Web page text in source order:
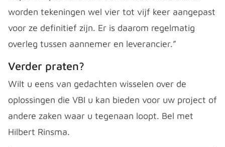
worden tekeningen wel vier tot vijf keer aangepast
voor ze definitief zijn. Er is daarom regelmatig
overleg tussen aannemer en leverancier.”
Verder praten?
Wilt u eens van gedachten wisselen over de
oplossingen die VBI u kan bieden voor uw project of
andere zaken waar u tegenaan loopt. Bel met
Hilbert Rinsma.